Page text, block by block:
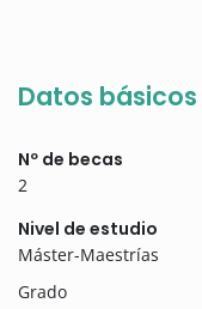
Datos básicos
Nº de becas
2
Nivel de estudio
Máster-Maestrías
Grado